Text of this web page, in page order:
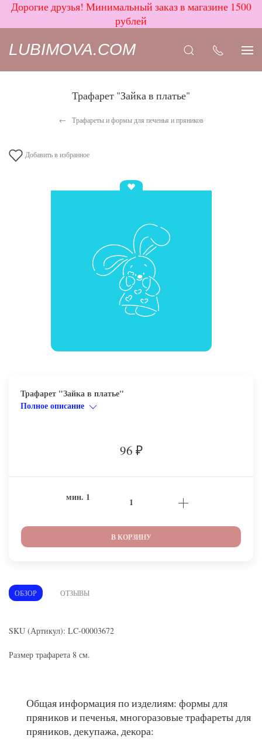
Дорогие друзья! Минимальный заказ в магазине 1500
рублей
LUBIMOVA.COM
Трафарет "Зайка в платье"
Трафареты и формы для печенья и пряников
Добавить в избранное
Трафарет "Зайка в платье"
Полное описание
96 ₽
мин. 1
В КОРЗИНУ
ОБЗОР ОТЗЫВЫ
SKU (Артикул): LC-00003672
Размер трафарета 8 см.
Общая информация по изделиям: формы для
пряников и печенья, многоразовые трафареты для
пряников, декупажа, декора: